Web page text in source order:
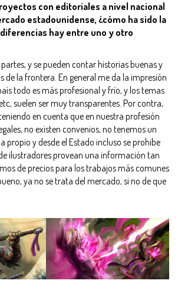
con editoriales a nivel nacional
estadounidense, ¿cómo ha sido la
hay entre uno y otro
y se pueden contar historias buenas y
de la frontera. En general me da la impresión
todo es más profesional y frío, y los temas
suelen ser muy transparentes. Por contra,
en cuenta que en nuestra profesión
no existen convenios, no tenemos un
propio y desde el Estado incluso se prohibe
ilustradores provean una información tan
de precios para los trabajos más comunes
ya no se trata del mercado, si no de que